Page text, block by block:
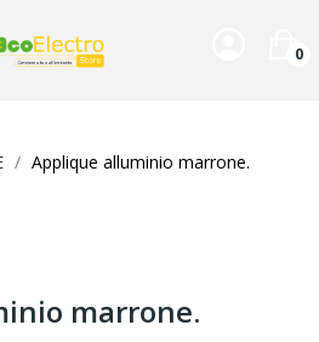
0
Applique alluminio marrone.
marrone.